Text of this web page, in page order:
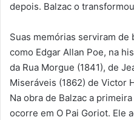
depois. Balzac o
Suas memórias serviram
como Edgar Allan Poe, na
da Rua Morgue (1841), de
Miseráveis (1862) de Victor
Na obra de Balzac a
ocorre em O Pai Goriot. Ele